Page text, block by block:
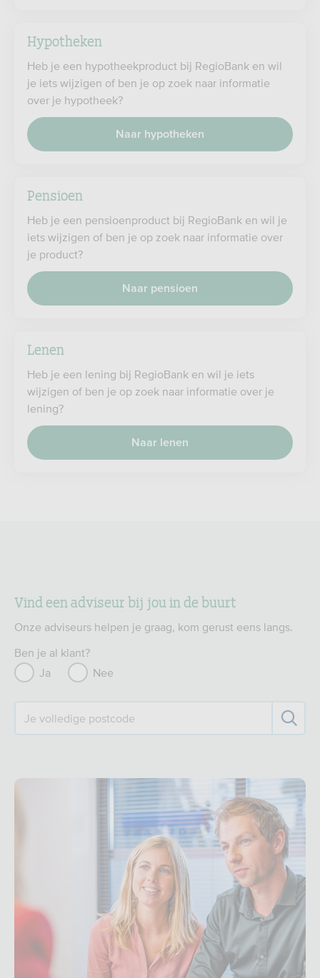
Hypotheken
Heb je een hypotheekproduct bij RegioBank en wil
je iets wijzigen of ben je op zoek naar informatie
over je hypotheek?
Naar hypotheken
Pensioen
Heb je een pensioenproduct bij RegioBank en wil je
iets wijzigen of ben je op zoek naar informatie over
je product?
Naar pensioen
Lenen
Heb je een lening bij RegioBank en wil je iets
wijzigen of ben je op zoek naar informatie over je
lening?
Naar lenen
Vind een adviseur bij jou in de buurt
Onze adviseurs helpen je graag, kom gerust eens langs.
Ben je al klant?
Ja
Nee
Je volledige postcode